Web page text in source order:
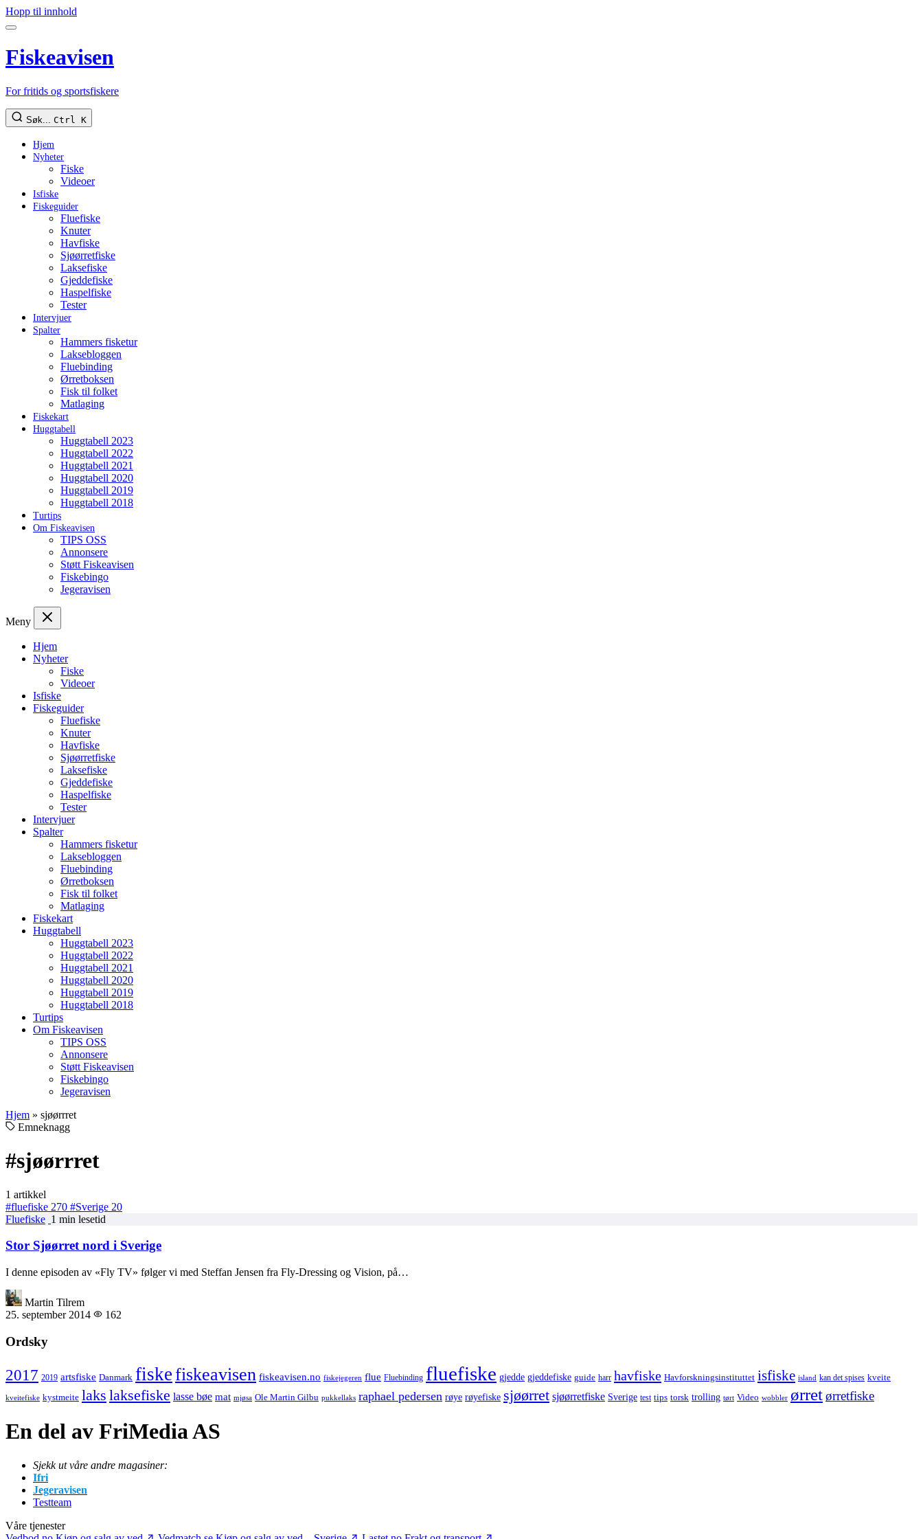
Hopp til innhold
Fiskeavisen
For fritids og sportsfiskere
Søk... Ctrl K
Hjem
Nyheter
Fiske
Videoer
Isfiske
Fiskeguider
Fluefiske
Knuter
Havfiske
Sjøørretfiske
Laksefiske
Gjeddefiske
Haspelfiske
Tester
Intervjuer
Spalter
Hammers fisketur
Laksebloggen
Fluebinding
Ørretboksen
Fisk til folket
Matlaging
Fiskekart
Huggtabell
Huggtabell 2023
Huggtabell 2022
Huggtabell 2021
Huggtabell 2020
Huggtabell 2019
Huggtabell 2018
Turtips
Om Fiskeavisen
TIPS OSS
Annonsere
Støtt Fiskeavisen
Fiskebingo
Jegeravisen
Meny
Hjem
Nyheter
Fiske
Videoer
Isfiske
Fiskeguider
Fluefiske
Knuter
Havfiske
Sjøørretfiske
Laksefiske
Gjeddefiske
Haspelfiske
Tester
Intervjuer
Spalter
Hammers fisketur
Laksebloggen
Fluebinding
Ørretboksen
Fisk til folket
Matlaging
Fiskekart
Huggtabell
Huggtabell 2023
Huggtabell 2022
Huggtabell 2021
Huggtabell 2020
Huggtabell 2019
Huggtabell 2018
Turtips
Om Fiskeavisen
TIPS OSS
Annonsere
Støtt Fiskeavisen
Fiskebingo
Jegeravisen
Hjem » sjøørrret
Emneknagg
#sjøørrret
1 artikkel
#fluefiske 270 #Sverige 20
Fluefiske 1 min lesetid
Stor Sjøørret nord i Sverige
I denne episoden av «Fly TV» følger vi med Steffan Jensen fra Fly-Dressing og Vision, på…
Martin Tilrem
25. september 2014
162
Ordsky
2017 2019 artsfiske Danmark fiskefiskeavisen fiskeavisen.no fiskejegeren flue Fluebinding fluefiske gjedde gjeddefiske guide harr havfiske Havforskningsinstituttet isfiske island kan det spises kveite
kveitefiske kystmeite laks laksefiske lasse bøe mat mjøsa Ole Martin Gilbu pukkellaks raphael pedersen røye røyefiske sjøørret sjøørretfiske Sverige test tips torsk trolling tørt Video wobbler ørretørretfiske
En del av FriMedia AS
Sjekk ut våre andre magasiner:
Ifri
Jegeravisen
Testteam
Våre tjenester